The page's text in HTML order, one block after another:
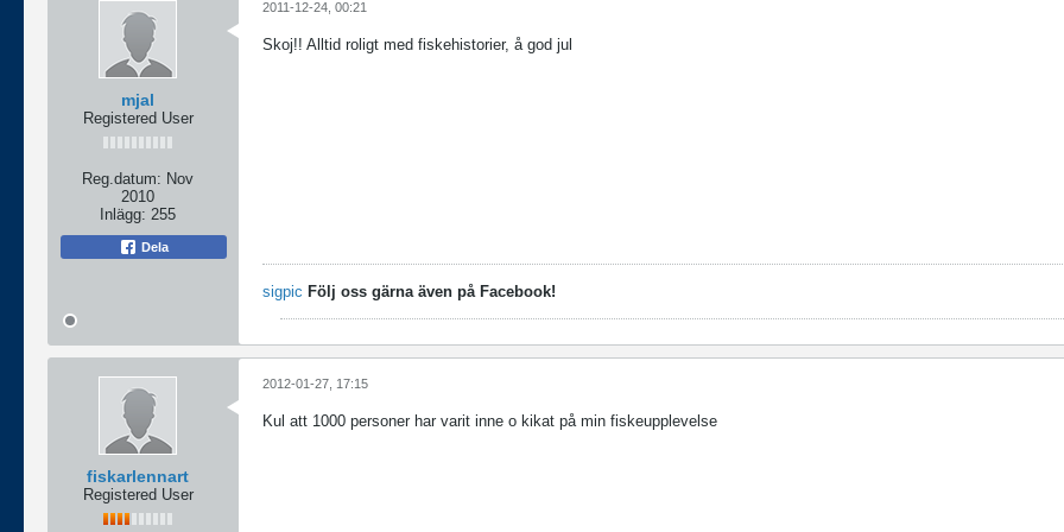
mjal
Registered User
Reg.datum: Nov
2010
Inlägg: 255
Dela
2011-12-24, 00:21
Skoj!! Alltid roligt med fiskehistorier, å god jul
sigpic Följ oss gärna även på Facebook!
fiskarlennart
Registered User
2012-01-27, 17:15
Kul att 1000 personer har varit inne o kikat på min fiskeupplevelse